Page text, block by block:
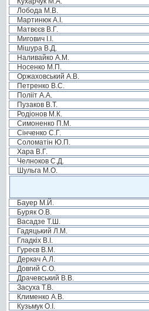
Лобода М.В.
Мартинюк А.І.
Матвєєв В.Г.
Мигович І.І.
Мішура В.Д.
Наливайко А.М.
Носенко М.П.
Оржаховський А.В.
Петренко В.С.
Полііт А.А.
Пузаков В.Т.
Родіонов М.К.
Симоненко П.М.
Сінченко С.Г.
Соломатін Ю.П.
Хара В.Г.
Челноков С.Д.
Шульга М.О.
Бауер М.Й.
Буряк О.В.
Васадзе Т.Ш.
Гадяцький Л.М.
Гладкіх В.І.
Гуреєв В.М.
Деркач А.Л.
Довгий С.О.
Драчевський В.В.
Засуха Т.В.
Клименко А.В.
Кузьмук О.І.